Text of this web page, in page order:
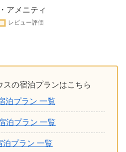
の宿泊プランはこちら
泊プラン 一覧
泊プラン 一覧
泊プラン 一覧